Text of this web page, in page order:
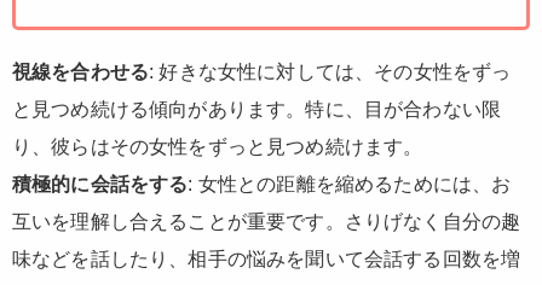
視線を合わせる: 好きな女性に対しては、その女性をずっ
と見つめ続ける傾向があります。特に、目が合わない限
り、彼らはその女性をずっと見つめ続けます。
積極的に会話をする: 女性との距離を縮めるためには、お
互いを理解し合えることが重要です。さりげなく自分の趣
味などを話したり、相手の悩みを聞いて会話する回数を増